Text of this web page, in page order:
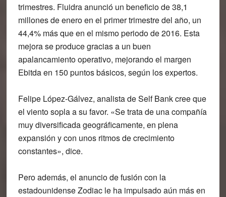
trimestres. Fluidra anunció un beneficio de 38,1
millones de enero en el primer trimestre del año, un
44,4% más que en el mismo periodo de 2016. Esta
mejora se produce gracias a un buen
apalancamiento operativo, mejorando el margen
Ebitda en 150 puntos básicos, según los expertos.
Felipe López-Gálvez, analista de Self Bank cree que
el viento sopla a su favor. «Se trata de una compañía
muy diversificada geográficamente, en plena
expansión y con unos ritmos de crecimiento
constantes», dice.
Pero además, el anuncio de fusión con la
estadounidense Zodiac le ha impulsado aún más en